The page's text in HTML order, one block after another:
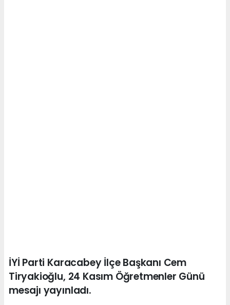
İYİ Parti Karacabey İlçe Başkanı Cem
Tiryakioğlu, 24 Kasım Öğretmenler Günü
mesajı yayınladı.